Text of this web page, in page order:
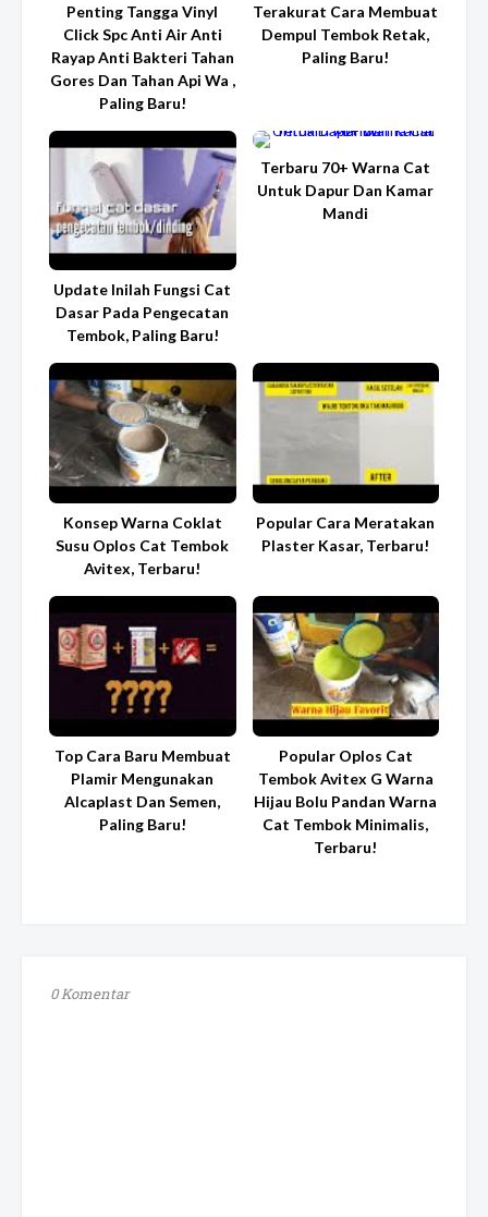
Penting Tangga Vinyl
Click Spc Anti Air Anti
Rayap Anti Bakteri Tahan
Gores Dan Tahan Api Wa ,
Paling Baru!
Terakurat Cara Membuat
Dempul Tembok Retak,
Paling Baru!
Update Inilah Fungsi Cat
Dasar Pada Pengecatan
Tembok, Paling Baru!
Terbaru 70+ Warna Cat
Untuk Dapur Dan Kamar
Mandi
Konsep Warna Coklat
Susu Oplos Cat Tembok
Avitex, Terbaru!
Popular Cara Meratakan
Plaster Kasar, Terbaru!
Top Cara Baru Membuat
Plamir Mengunakan
Alcaplast Dan Semen,
Paling Baru!
Popular Oplos Cat
Tembok Avitex G Warna
Hijau Bolu Pandan Warna
Cat Tembok Minimalis,
Terbaru!
0 Komentar